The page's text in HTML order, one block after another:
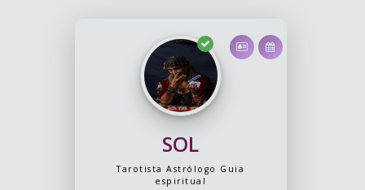
SOL
Tarotista Astrólogo Guia
espiritual